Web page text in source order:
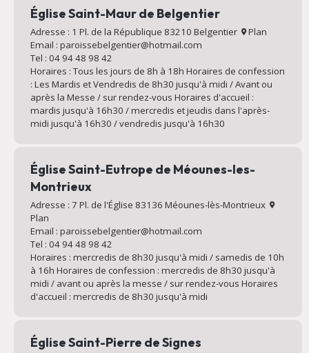
Église Saint-Maur de Belgentier
Adresse : 1 Pl. de la République 83210 Belgentier
Plan
Email : paroissebelgentier@hotmail.com
Tel : 04 94 48 98 42
Horaires : Tous les jours de 8h à 18h Horaires de confession
: Les Mardis et Vendredis de 8h30 jusqu'à midi / Avant ou
après la Messe / sur rendez-vous Horaires d'accueil :
mardis jusqu'à 16h30 / mercredis et jeudis dans l'après-
midi jusqu'à 16h30 / vendredis jusqu'à 16h30
Église Saint-Eutrope de Méounes-les-
Montrieux
Adresse : 7 Pl. de l'Église 83136 Méounes-lès-Montrieux
Plan
Email : paroissebelgentier@hotmail.com
Tel : 04 94 48 98 42
Horaires : mercredis de 8h30 jusqu'à midi / samedis de 10h
à 16h Horaires de confession : mercredis de 8h30 jusqu'à
midi / avant ou après la messe / sur rendez-vous Horaires
d'accueil : mercredis de 8h30 jusqu'à midi
Église Saint-Pierre de Signes